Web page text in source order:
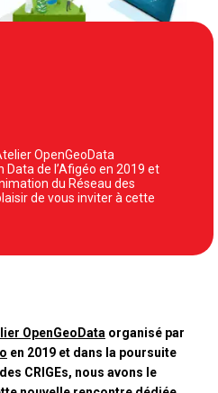
OpenGeoData
Data de l’Afigéo en 2019 et
du Réseau des
de vous inviter à cette
OpenGeoData organisé par
en 2019 et dans la poursuite
CRIGEs, nous avons le